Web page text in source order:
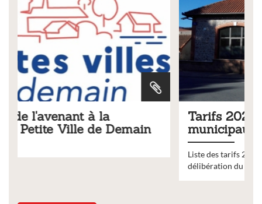
Tarifs 2026 des services
municipaux
Liste des tarifs 2026 des services municipaux,
délibération du conseil municipal du 19 décembre 2025